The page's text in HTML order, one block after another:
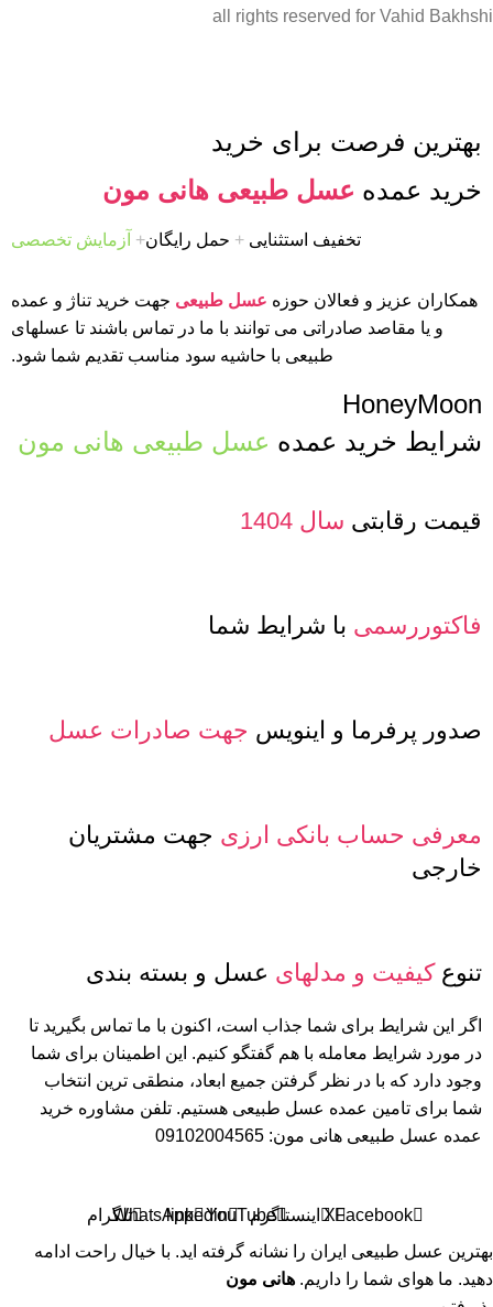
all rights reserved for Vahid Bakhshi
بهترین فرصت برای خرید
خرید عمده عسل طبیعی هانی مون
تخفیف استثنایی + حمل رایگان+ آزمایش تخصصی
همکاران عزیز و فعالان حوزه عسل طبیعی جهت خرید تناژ و عمده
و یا مقاصد صادراتی می توانند با ما در تماس باشند تا عسلهای
طبیعی با حاشیه سود مناسب تقدیم شما شود.
HoneyMoon
شرایط خرید عمده عسل طبیعی هانی مون
قیمت رقابتی سال 1404
فاکتوررسمی با شرایط شما
صدور پرفرما و اینویس جهت صادرات عسل
معرفی حساب بانکی ارزی جهت مشتریان
خارجی
تنوعکیفیت و مدلهای عسل و بسته بندی
اگر این شرایط برای شما جذاب است، اکنون با ما تماس بگیرید تا
در مورد شرایط معامله با هم گفتگو کنیم. این اطمینان برای شما
وجود دارد که با در نظر گرفتن جمیع ابعاد، منطقی ترین انتخاب
شما برای تامین عمده عسل طبیعی هستیم. تلفن مشاوره خرید
عمده عسل طبیعی هانی مون: 09102004565
Facebook
X اینستاگرمYouTube
linkedin
WhatsAppتلگرام
بهترین عسل طبیعی ایران را نشانه گرفته اید. با خیال راحت ادامه
دهید. ما هوای شما را داریم. هانی مون